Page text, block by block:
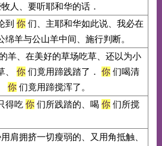
人、要听耶和华的话．
到 你们、主耶和华如此说、我必在
绵羊与公山羊中间、施行判断。
羊、在美好的草场吃草、还以为小
你们竟用蹄践踏了． 你们喝清
你们竟用蹄搅浑了。
得吃 你们所践踏的、喝 你们所搅
肩拥挤一切瘦弱的、又用角抵触、